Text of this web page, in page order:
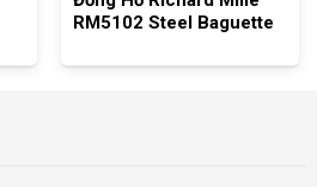
RM5102 Steel Baguette